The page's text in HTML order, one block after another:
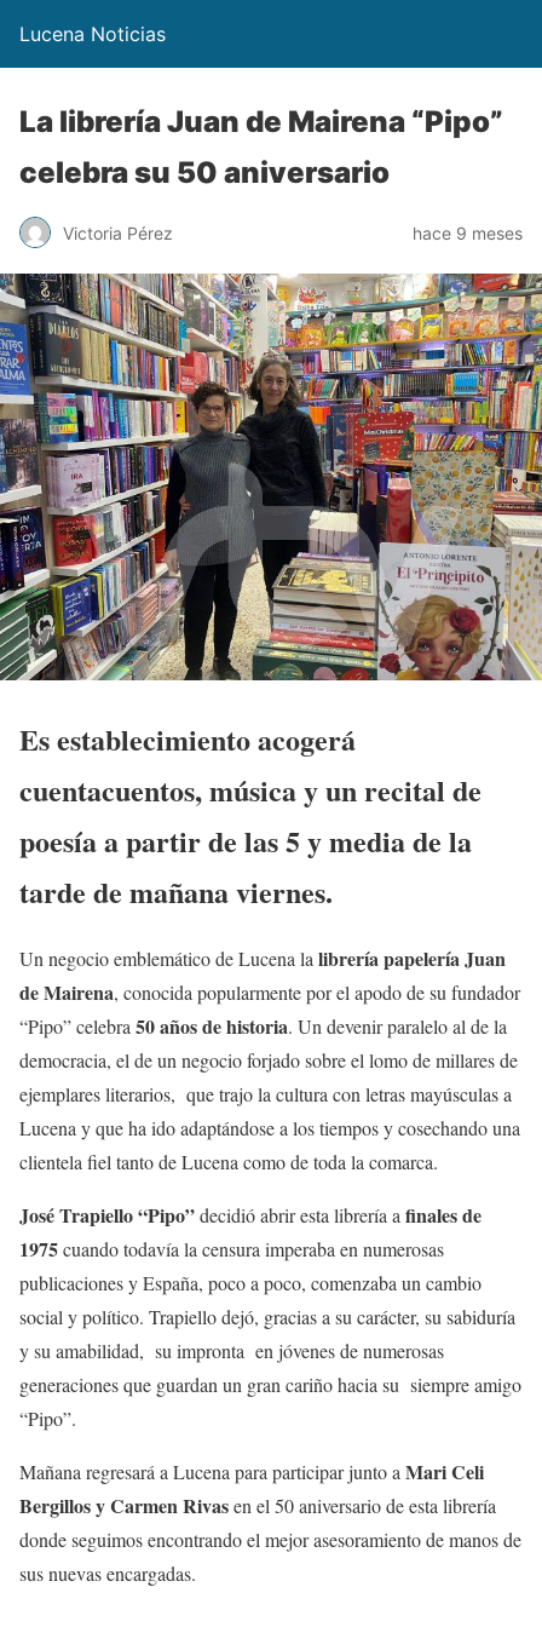
Lucena Noticias
La librería Juan de Mairena “Pipo”
celebra su 50 aniversario
Victoria Pérez hace 9 meses
Es establecimiento acogerá
cuentacuentos, música y un recital de
poesía a partir de las 5 y media de la
tarde de mañana viernes.
Un negocio emblemático de Lucena la librería papelería Juan
de Mairena, conocida popularmente por el apodo de su fundador
“Pipo” celebra 50 años de historia. Un devenir paralelo al de la
democracia, el de un negocio forjado sobre el lomo de millares de
ejemplares literarios, que trajo la cultura con letras mayúsculas a
Lucena y que ha ido adaptándose a los tiempos y cosechando una
clientela fiel tanto de Lucena como de toda la comarca.
José Trapiello “Pipo”decidió abrir esta librería a finales de
1975cuando todavía la censura imperaba en numerosas
publicaciones y España, poco a poco, comenzaba un cambio
social y político. Trapiello dejó, gracias a su carácter, su sabiduría
y su amabilidad, su impronta en jóvenes de numerosas
generaciones que guardan un gran cariño hacia su siempre amigo
“Pipo”.
Mañana regresará a Lucena para participar junto a Mari Celi
Bergillos y Carmen Rivasen el 50 aniversario de esta librería
donde seguimos encontrando el mejor asesoramiento de manos de
sus nuevas encargadas.